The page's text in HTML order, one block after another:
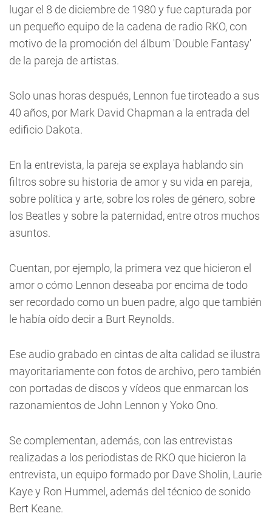
lugar el 8 de diciembre de 1980 y fue capturada por
un pequeño equipo de la cadena de radio RKO, con
motivo de la promoción del álbum 'Double Fantasy'
de la pareja de artistas.
Solo unas horas después, Lennon fue tiroteado a sus
40 años, por Mark David Chapman a la entrada del
edificio Dakota.
En la entrevista, la pareja se explaya hablando sin
filtros sobre su historia de amor y su vida en pareja,
sobre política y arte, sobre los roles de género, sobre
los Beatles y sobre la paternidad, entre otros muchos
asuntos.
Cuentan, por ejemplo, la primera vez que hicieron el
amor o cómo Lennon deseaba por encima de todo
ser recordado como un buen padre, algo que también
le había oído decir a Burt Reynolds.
Ese audio grabado en cintas de alta calidad se ilustra
mayoritariamente con fotos de archivo, pero también
con portadas de discos y vídeos que enmarcan los
razonamientos de John Lennon y Yoko Ono.
Se complementan, además, con las entrevistas
realizadas a los periodistas de RKO que hicieron la
entrevista, un equipo formado por Dave Sholin, Laurie
Kaye y Ron Hummel, además del técnico de sonido
Bert Keane.